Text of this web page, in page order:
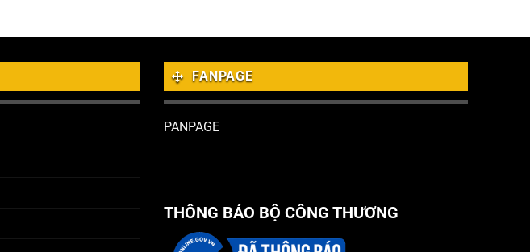
FANPAGE
PANPAGE
THÔNG BÁO BỘ CÔNG THƯƠNG